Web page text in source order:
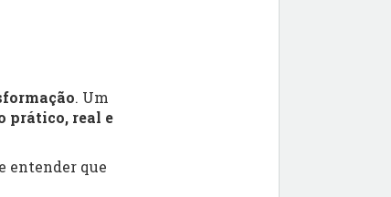
. Um
prático, real e
entender que